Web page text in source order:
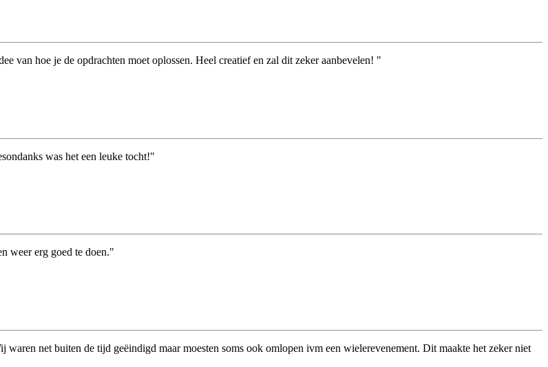
van hoe je de opdrachten moet oplossen. Heel creatief en zal dit zeker aanbevelen! "
was het een leuke tocht!"
weer erg goed te doen."
net buiten de tijd geëindigd maar moesten soms ook omlopen ivm een wielerevenement. Dit maakte het zeker niet